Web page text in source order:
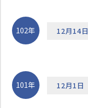
102年 12月14日
101年 12月1日